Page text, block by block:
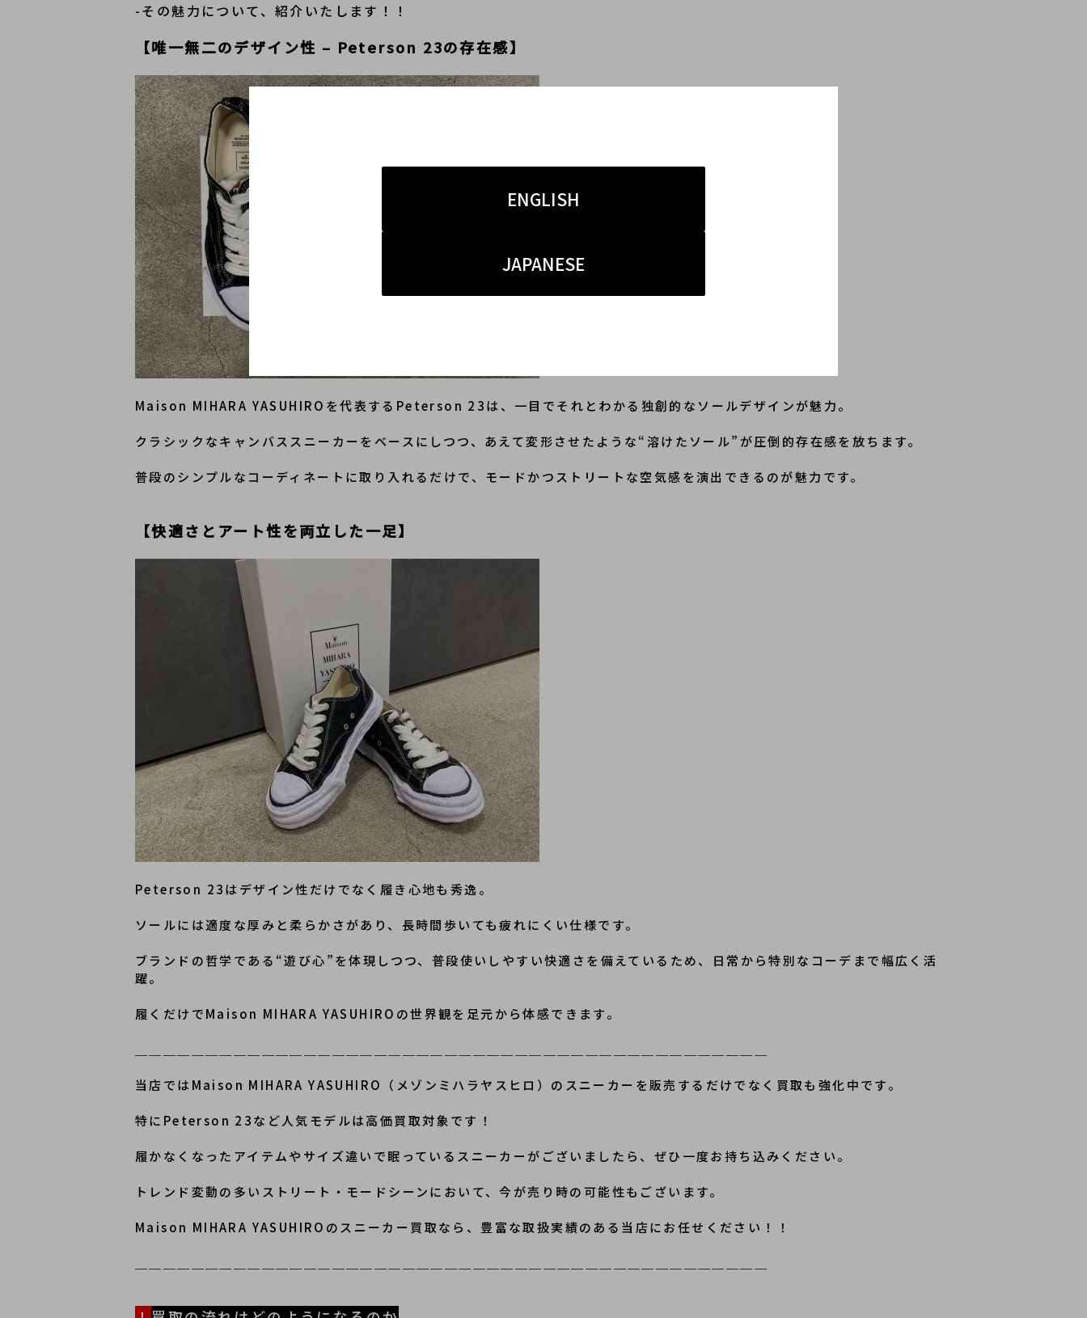
ENGLISH
JAPANESE
-その魅力について、紹介いたします！！
【唯一無二のデザイン性 – Peterson 23の存在感】
Maison MIHARA YASUHIROを代表するPeterson 23は、一目でそれとわかる独創的なソールデザインが魅力。
クラシックなキャンバススニーカーをベースにしつつ、あえて変形させたような“溶けたソール”が圧倒的存在感を放ちます。
普段のシンプルなコーディネートに取り入れるだけで、モードかつストリートな空気感を演出できるのが魅力です。
【快適さとアート性を両立した一足】
Peterson 23はデザイン性だけでなく履き心地も秀逸。
ソールには適度な厚みと柔らかさがあり、長時間歩いても疲れにくい仕様です。
ブランドの哲学である“遊び心”を体現しつつ、普段使いしやすい快適さを備えているため、日常から特別なコーデまで幅広く活
躍。
履くだけでMaison MIHARA YASUHIROの世界観を足元から体感できます。
当店ではMaison MIHARA YASUHIRO（メゾンミハラヤスヒロ）のスニーカーを販売するだけでなく買取も強化中です。
特にPeterson 23など人気モデルは高価買取対象です！
履かなくなったアイテムやサイズ違いで眠っているスニーカーがございましたら、ぜひ一度お持ち込みください。
トレンド変動の多いストリート・モードシーンにおいて、今が売り時の可能性もございます。
Maison MIHARA YASUHIROのスニーカー買取なら、豊富な取扱実績のある当店にお任せください！！